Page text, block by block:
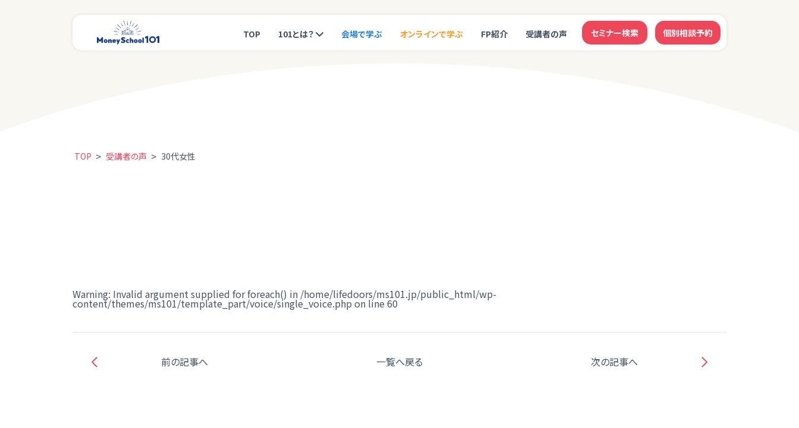
TOP 101とは？ 会場で学ぶ オンラインで学ぶ FP紹介 受講者の声 セミナー検索 個別相談予約
TOP > 受講者の声 > 30代女性
Warning: Invalid argument supplied for foreach() in /home/lifedoors/ms101.jp/public_html/wp-
content/themes/ms101/template_part/voice/single_voice.php on line 60
前の記事へ 一覧へ戻る 次の記事へ